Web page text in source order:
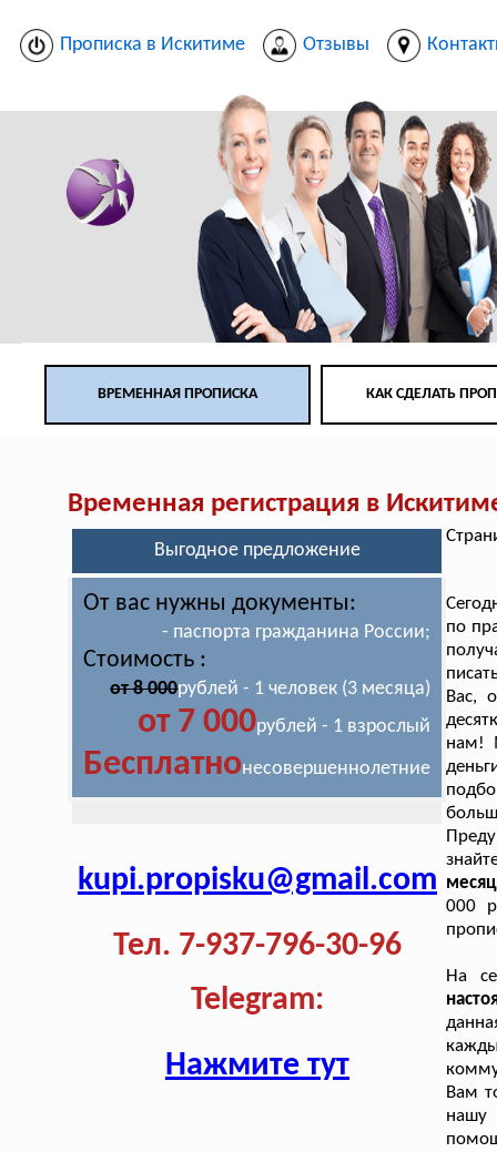
Прописка в Искитиме Отзывы
ВРЕМЕННАЯ ПРОПИСКА КАК СДЕЛАТЬ
Временная регистрация в
Выгодное предложение
От вас нужны документы:
- паспорта гражданина России;
Стоимость :
от 8 000рублей - 1 человек (3 месяца)
от 7 000рублей - 1 взрослый
Бесплатнонесовершеннолетние
kupi.propisku@gmail.com
Тел. 7-937-796-30-96
Telegram:
Нажмите тут
по
Вас,
нам!
000
На
Вам
нашу